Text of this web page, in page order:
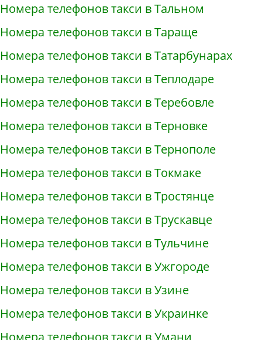
Номера телефонов такси в Тальном
Номера телефонов такси в Тараще
Номера телефонов такси в Татарбунарах
Номера телефонов такси в Теплодаре
Номера телефонов такси в Теребовле
Номера телефонов такси в Терновке
Номера телефонов такси в Тернополе
Номера телефонов такси в Токмаке
Номера телефонов такси в Тростянце
Номера телефонов такси в Трускавце
Номера телефонов такси в Тульчине
Номера телефонов такси в Ужгороде
Номера телефонов такси в Узине
Номера телефонов такси в Украинке
Номера телефонов такси в Умани